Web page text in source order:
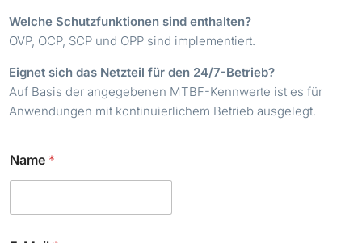
Welche Schutzfunktionen sind enthalten?
OVP, OCP, SCP und OPP sind implementiert.
Eignet sich das Netzteil für den 24/7-Betrieb?
Auf Basis der angegebenen MTBF-Kennwerte ist es für
Anwendungen mit kontinuierlichem Betrieb ausgelegt.
Name *